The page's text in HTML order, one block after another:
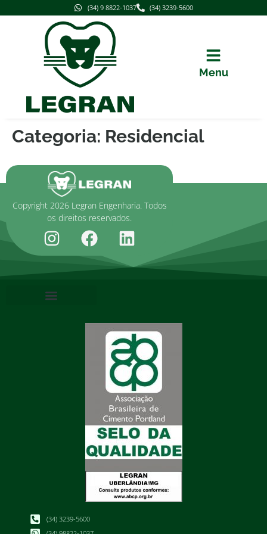
(34) 9 8822-1037 (34) 3239-5600
Menu
Categoria: Residencial
Copyright 2026 Legran Engenharia. Todos
os direitos reservados.
(34) 3239-5600